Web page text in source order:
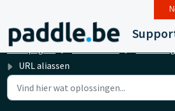
Doorgaan naar hoofdinhoud
Startpagina
URL aliassen